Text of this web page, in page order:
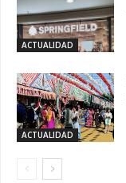
ACTUALIDAD
ACTUALIDAD